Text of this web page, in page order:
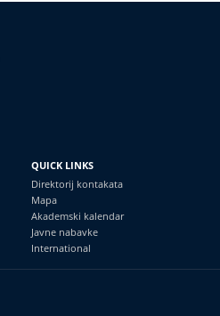
QUICK LINKS
Direktorij kontakata
Mapa
Akademski kalendar
Javne nabavke
International